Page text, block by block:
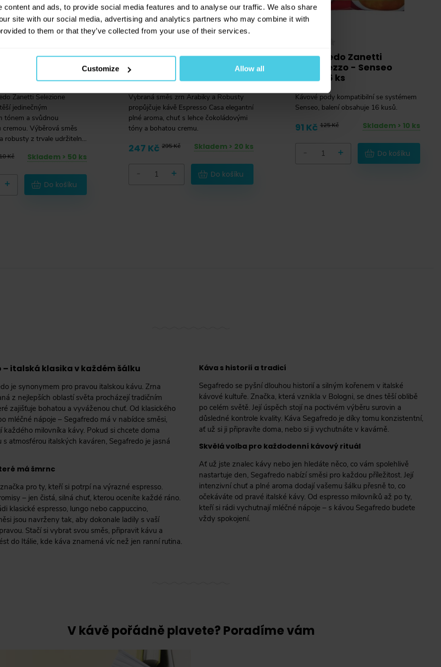
content and ads, to provide social media features and to analyse our traffic. We also share
site with our social media, advertising and analytics partners who may combine it with
to them or that they’ve collected from your use of their services.
Customize Allow all
Zanetti
Zanetti Selezione
jedinečným
tónem a svůdnou
cremou. Výběrová směs
robusty z trvale udržitelné
zaručuje skvělý
Kč Skladem > 50 ks
+ Do košíku
Segafredo Espresso Casa
- zrnková, 500 g
Vybraná směs zrn Arabiky a Robusty
propůjčuje kávě Espresso Casa elegantní
plné aroma, chuť s lehce čokoládovými
tóny a bohatou cremu.
247 Kč 295 Kč Skladem > 20 ks
+ Do košíku
Segafredo Zanetti
Intermezzo - Senseo
pody, 16 ks
Kávové pody kompatibilní se systémem
Senseo, balení obsahuje 16 kusů.
91 Kč 125 Kč Skladem > 10 ks
+ Do košíku
– italská klasika v každém šálku
je synonymem pro pravou italskou kávu. Zrna
z nejlepších oblastí světa procházejí tradičním
zajišťuje bohatou a vyváženou chuť. Od klasického
mléčné nápoje – Segafredo má v nabídce směsi,
každého milovníka kávy. Pokud si chcete doma
s atmosférou italských kaváren, Segafredo je jasná
má šmrnc
pro ty, kteří si potrpí na výrazné espresso.
– jen čistá, silná chuť, kterou oceníte každé ráno.
klasické espresso, lungo nebo cappuccino,
jsou navrženy tak, aby dokonale ladily s vaší
Stačí si vybrat svou směs, připravit kávu a
do Itálie, kde káva znamená víc než jen ranní rutina.
Káva s historií a tradicí
Segafredo se pyšní dlouhou historií a silným kořenem v italské
kávové kultuře. Značka, která vznikla v Bologni, se dnes těší oblibě
po celém světě. Její úspěch stojí na poctivém výběru surovin a
důsledné kontrole kvality. Káva Segafredo je díky tomu konzistentní,
ať už si ji připravíte doma, nebo si ji vychutnáte v kavárně.
Skvělá volba pro každodenní kávový rituál
Ať už jste znalec kávy nebo jen hledáte něco, co vám spolehlivě
nastartuje den, Segafredo nabízí směsi pro každou příležitost. Její
intenzivní chuť a plné aroma dodají vašemu šálku přesně to, co
očekáváte od pravé italské kávy. Od espresso milovníků až po ty,
kteří si rádi vychutnají mléčné nápoje – s kávou Segafredo budete
vždy spokojení.
V kávě pořádně plavete? Poradíme vám